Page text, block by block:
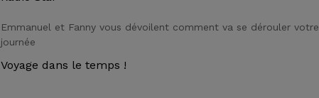
Emmanuel et Fanny vous dévoilent comment va se dérouler votre
journée
Voyage dans le temps !